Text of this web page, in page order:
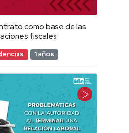
como base de las
fiscales
1 años